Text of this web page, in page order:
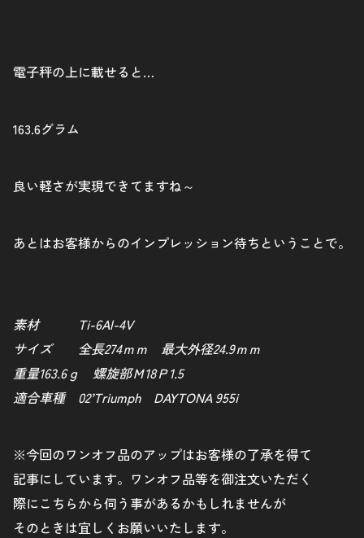
電子秤の上に載せると…
163.6グラム
良い軽さが実現できてますね～
あとはお客様からのインプレッション待ちということで。
素材 Ti-6Al-4V
サイズ 全長274ｍｍ 最大外径24.9ｍｍ
重量163.6ｇ 螺旋部Ｍ18Ｐ1.5
適合車種 02’Triumph DAYTONA 955i
※今回のワンオフ品のアップはお客様の了承を得て
記事にしています。ワンオフ品等を御注文いただく
際にこちらから伺う事があるかもしれませんが
そのときは宜しくお願いいたします。